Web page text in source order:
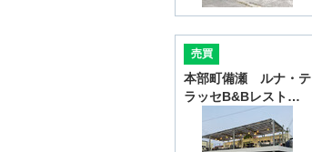
売買
本部町備瀬 ルナ・テ
ラッセB&Bレスト…